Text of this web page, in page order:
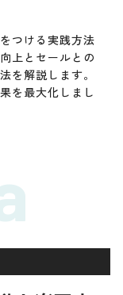
つける実践方法
上とセールとの
を解説します。
を最大化しまし